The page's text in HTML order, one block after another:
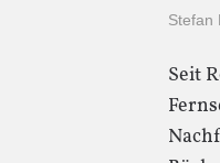
Stefan
Seit